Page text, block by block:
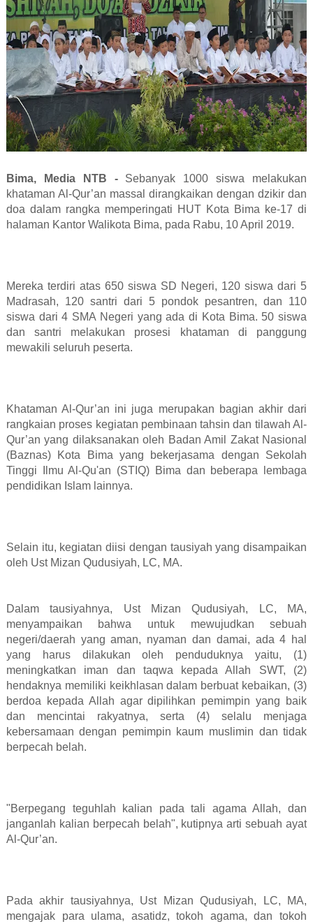
Bima, Media NTB -Sebanyak 1000 siswa melakukan
khataman Al-Qur’an massal dirangkaikan dengan dzikir dan
doa dalam rangka memperingati HUT Kota Bima ke-17 di
halaman Kantor Walikota Bima, pada Rabu, 10 April 2019.
Mereka terdiri atas 650 siswa SD Negeri, 120 siswa dari 5
Madrasah, 120 santri dari 5 pondok pesantren, dan 110
siswa dari 4 SMA Negeri yang ada di Kota Bima. 50 siswa
dan santri melakukan prosesi khataman di panggung
mewakili seluruh peserta.
Khataman Al-Qur’an ini juga merupakan bagian akhir dari
rangkaian proses kegiatan pembinaan tahsin dan tilawah Al-
Qur’an yang dilaksanakan oleh Badan Amil Zakat Nasional
(Baznas) Kota Bima yang bekerjasama dengan Sekolah
Tinggi Ilmu Al-Qu'an (STIQ) Bima dan beberapa lembaga
pendidikan Islam lainnya.
Selain itu, kegiatan diisi dengan tausiyah yang disampaikan
oleh Ust Mizan Qudusiyah, LC, MA.
Dalam tausiyahnya, Ust Mizan Qudusiyah, LC, MA,
menyampaikan bahwa untuk mewujudkan sebuah
negeri/daerah yang aman, nyaman dan damai, ada 4 hal
yang harus dilakukan oleh penduduknya yaitu, (1)
meningkatkan iman dan taqwa kepada Allah SWT, (2)
hendaknya memiliki keikhlasan dalam berbuat kebaikan, (3)
berdoa kepada Allah agar dipilihkan pemimpin yang baik
dan mencintai rakyatnya, serta (4) selalu menjaga
kebersamaan dengan pemimpin kaum muslimin dan tidak
berpecah belah.
"Berpegang teguhlah kalian pada tali agama Allah, dan
janganlah kalian berpecah belah", kutipnya arti sebuah ayat
Al-Qur’an.
Pada akhir tausiyahnya, Ust Mizan Qudusiyah, LC, MA,
mengajak para ulama, asatidz, tokoh agama, dan tokoh